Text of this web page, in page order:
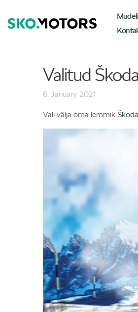
Valitud
6. January 2021
Vali välja oma lemmik Škoda